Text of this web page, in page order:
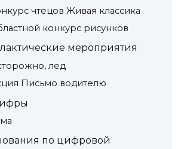
чтецов Живая классика
конкурс рисунков
мероприятия
лед
Письмо водителю
по цифровой